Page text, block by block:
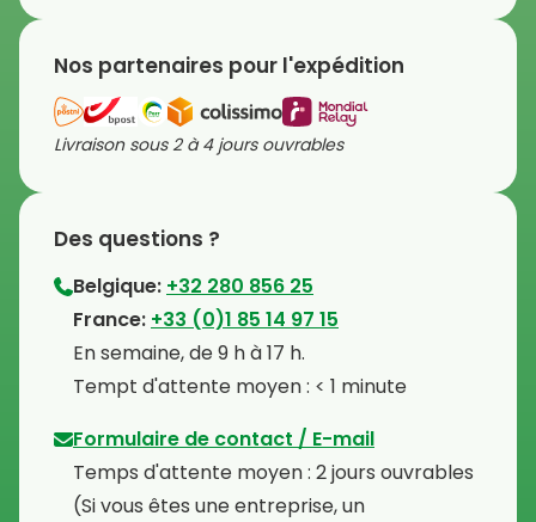
Nos partenaires pour l'expédition
Livraison sous 2 à 4 jours ouvrables
Des questions ?
Belgique: +32 280 856 25
⁠France: +33 (0)1 85 14 97 15
⁠En semaine, de 9 h à 17 h.
⁠Tempt d'attente moyen : < 1 minute
Formulaire de contact / E-mail
Temps d'attente moyen : 2 jours ouvrables
⁠(Si vous êtes une entreprise, un